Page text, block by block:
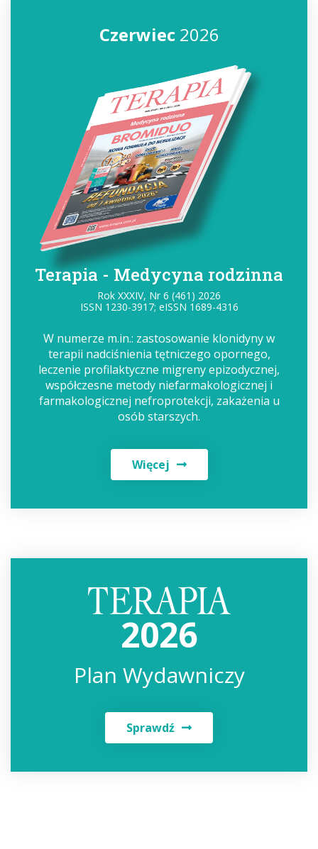
Czerwiec2026
Terapia - Medycyna rodzinna
Rok XXXIV, Nr 6 (461) 2026
ISSN 1230-3917; eISSN 1689-4316
W numerze m.in.: zastosowanie klonidyny w
terapii nadciśnienia tętniczego opornego,
leczenie profilaktyczne migreny epizodycznej,
współczesne metody niefarmakologicznej i
farmakologicznej nefroprotekcji, zakażenia u
osób starszych.
Więcej
2026
Plan Wydawniczy
Sprawdź